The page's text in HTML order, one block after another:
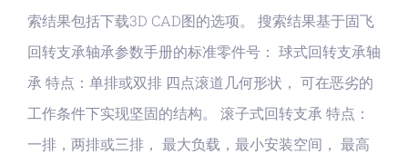
索结果包括下载3D CAD图的选项。 搜索结果基于固飞
回转支承轴承参数手册的标准零件号： 球式回转支承轴
承 特点：单排或双排 四点滚道几何形状， 可在恶劣的
工作条件下实现坚固的结构。 滚子式回转支承 特点：
一排，两排或三排， 最大负载，最小安装空间， 最高